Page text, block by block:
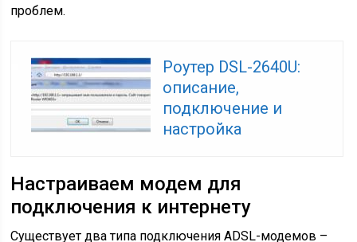
проблем.
Роутер DSL-2640U:
описание,
подключение и
настройка
Настраиваем модем для
подключения к интернету
Существует два типа подключения ADSL-модемов –